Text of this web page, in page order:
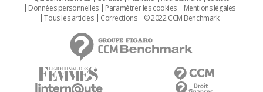
Données personnelles
Paramétrer les cookies
Mentions légales
Tous les articles
Corrections © 2022 CCM Benchmark